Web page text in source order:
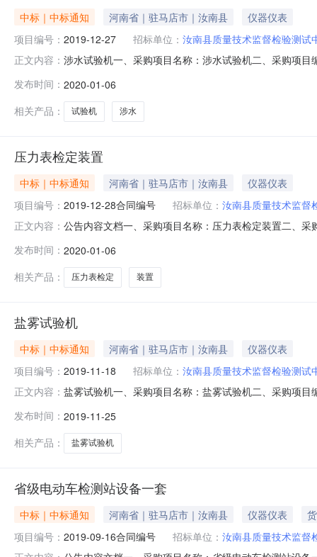
中标｜中标通知 河南省｜驻马店市｜汝南县
仪器仪表
项目编号： 2019-12-27 招标单位： 汝南县质量技术监督检验测试
正文内容： 涉水试验机一、采购项目名称：涉水试验机二、采购项
135076405392.采购代理机构：地址：联系人：联系方
发布时间： 2020-01-06
相关产品：
试验机 涉水
压力表检定装置
中标｜中标通知 河南省｜驻马店市｜汝南县
仪器仪表
项目编号： 2019-12-28合同编号 招标单位： 汝南县质量技术监督
正文内容： 公告内容文档一、采购项目名称：压力表检定装置二、
方式：135076405392.采购代理机构：地址：联系人：
发布时间： 2020-01-06
相关产品：
压力表检定 装置
盐雾试验机
中标｜中标通知 河南省｜驻马店市｜汝南县
仪器仪表
项目编号： 2019-11-18 招标单位： 汝南县质量技术监督检验测试
正文内容： 盐雾试验机一、采购项目名称：盐雾试验机二、采购项
23号联系人：邵军联系方式：039680596082.采购代理
发布时间： 2019-11-25
相关产品：
盐雾试验机
省级电动车检测站设备一套
中标｜中标通知 河南省｜驻马店市｜汝南县 仪器仪表
项目编号： 2019-09-16合同编号 招标单位： 汝南县质量技术监督